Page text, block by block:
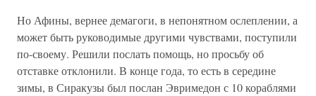
Но Афины, вернее демагоги, в непонятном ослеплении, а
может быть руководимые другими чувствами, поступили
по-своему. Решили послать помощь, но просьбу об
отставке отклонили. В конце года, то есть в середине
зимы, в Сиракузы был послан Эвримедон с 10 кораблями